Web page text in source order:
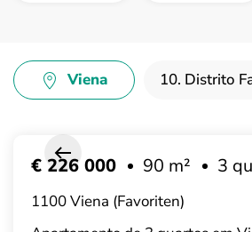
Viena 10. Distrito
€ 226 000 90 m² 3
1100 Viena (Favoriten)